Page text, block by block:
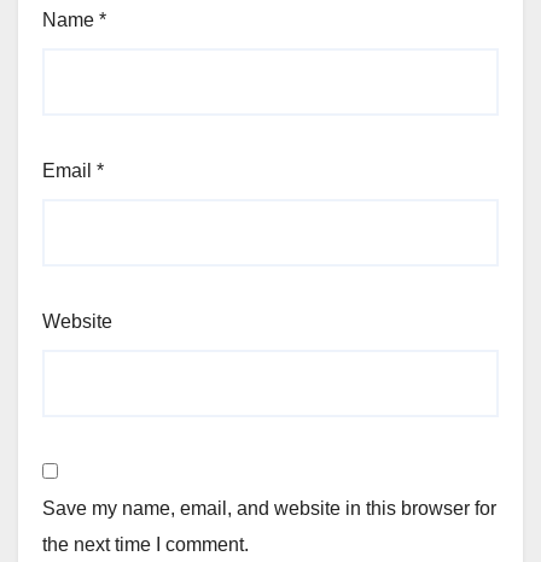
Name *
Email *
Website
Save my name, email, and website in this browser for
the next time I comment.